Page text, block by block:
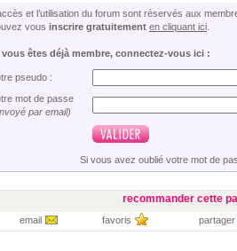
et l’utilisation du forum sont réservés aux
vous inscrire gratuitement en cliquant ici
vous êtes déjà membre, connectez-vous ici :
pseudo :
mot de passe
par email)
Si vous avez oublié votre mot de
recommander cette
email favoris partager